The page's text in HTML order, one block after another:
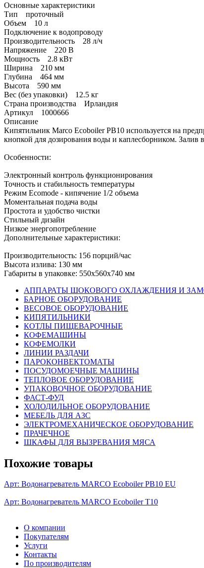
Основные характеристики
Тип проточный
Объем 10 л
Подключение к водопроводу
Производительность 28 л/ч
Напряжение 220 В
Мощность 2.8 кВт
Ширина 210 мм
Глубина 464 мм
Высота 590 мм
Вес (без упаковки) 12.5 кг
Страна производства Ирландия
Артикул 1000666
Описание
Кипятильник Marco Ecoboiler PB10 используется на
кнопкой для дозирования воды и каплесборником.
Особенности:
Электронный контроль функционирования
Точность и стабильность температуры
Режим Ecomode - кипячение 1/2 объема
Моментальная подача воды
Простота и удобство чистки
Стильный дизайн
Низкое энергопотребление
Дополнительные характеристики:
Производительность: 156 порций/час
Высота излива: 130 мм
Габариты в упаковке: 550x560x740 мм
АППАРАТЫ ШОКОВОГО ОХЛАЖДЕНИЯ И
БАРНОЕ ОБОРУДОВАНИЕ
ВЕСОВОЕ ОБОРУДОВАНИЕ
КИПЯТИЛЬНИКИ
КОТЛЫ ПИЩЕВАРОЧНЫЕ
КОФЕМАШИНЫ
КОФЕМОЛКИ
ЛИНИИ РАЗДАЧИ
ПАРОКОНВЕКТОМАТЫ
ПОСУДОМОЕЧНЫЕ МАШИНЫ
ТЕПЛОВОЕ ОБОРУДОВАНИЕ
УПАКОВОЧНОЕ ОБОРУДОВАНИЕ
ФАСТ-ФУД
ХОЛОДИЛЬНОЕ ОБОРУДОВАНИЕ
МЕБЕЛЬ ДЛЯ АЗС
ЭЛЕКТРОМЕХАНИЧЕСКОЕ ОБОРУДОВАНИЕ
ПРАЧЕЧНОЕ
ШКАФЫ ДЛЯ ВЫЗРЕВАНИЯ МЯСА
Похожие товары
Арт: Водонагреватель MARCO Ecoboiler PB10 EU
Арт: Водонагреватель MARCO Ecoboiler Т10
О компании
Покупателям
Услуги
Контакты
По производителям